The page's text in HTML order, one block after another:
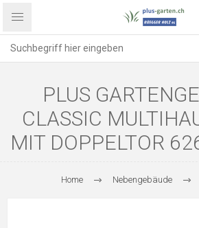
PLUS
CLASSIC
MIT DOPPELTOR
Home Nebengebäude